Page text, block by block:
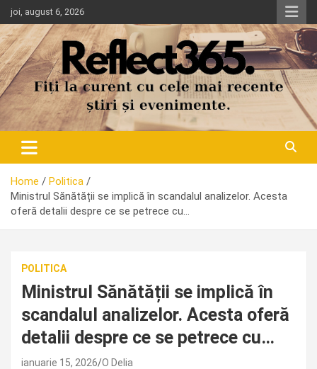
Skip
to
content
joi, august 6, 2026
Home
Politica
Ministrul Sănătății se implică în scandalul analizelor. Acesta
oferă detalii despre ce se petrece cu…
POLITICA
Ministrul Sănătății se implică în
scandalul analizelor. Acesta oferă
detalii despre ce se petrece cu…
ianuarie 15, 2026 O Delia